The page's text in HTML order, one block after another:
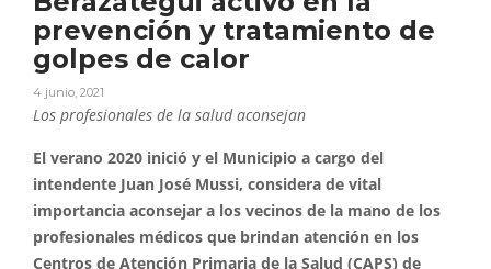
prevención y tratamiento de
golpes de calor
4 junio, 2021
Los profesionales de la salud aconsejan
El verano 2020 inició y el Municipio a cargo del
intendente Juan José Mussi, considera de vital
importancia aconsejar a los vecinos de la mano de los
profesionales médicos que brindan atención en los
Centros de Atención Primaria de la Salud (CAPS) de